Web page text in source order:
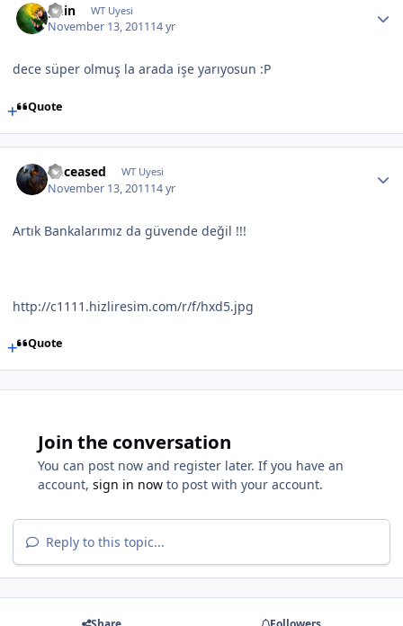
guin WT Uyesi
November 13, 201114 yr
dece süper olmuş la arada işe yarıyosun :P
Quote
Deceased WT Uyesi
November 13, 201114 yr
Artık Bankalarımız da güvende değil !!!
http://c1111.hizliresim.com/r/f/hxd5.jpg
Quote
Join the conversation
You can post now and register later. If you have an
account, sign in now to post with your account.
Reply to this topic...